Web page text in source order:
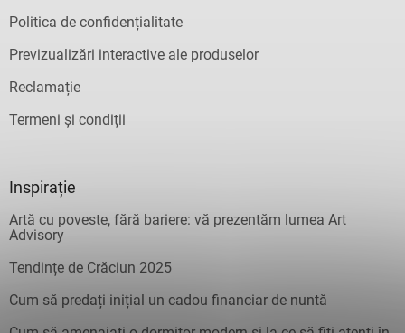
Politica de confidențialitate
Previzualizări interactive ale produselor
Reclamație
Termeni și condiții
Inspirație
Artă cu poveste, fără bariere: vă prezentăm lumea Art
Advisory
Tendințe de Crăciun 2025
Cum să predați inițial un cadou financiar de nuntă